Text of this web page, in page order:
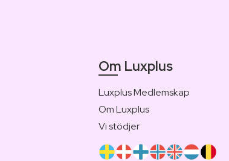
Om Luxplus
Luxplus Medlemskap
Om Luxplus
Vi stödjer